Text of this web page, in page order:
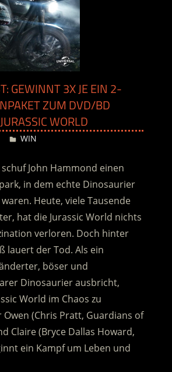
GEWINNT 3X JE EIN 2-
ZUM DVD/BD
WORLD
Desiree
WIN
John Hammond einen
in dem echte Dinosaurier
Heute, viele Tausende
hat die Jurassic World nichts
verloren. Doch hinter
lauert der Tod. Als ein
böser und
Dinosaurier ausbricht,
World im Chaos zu
Owen (Chris Pratt, Guardians of
Claire (Bryce Dallas Howard,
ein Kampf um Leben und